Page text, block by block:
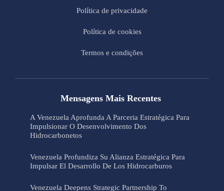
Política de privacidade
Política de cookies
Termos e condições
Mensagens Mais Recentes
A Venezuela Aprofunda A Parceria Estratégica Para
Impulsionar O Desenvolvimento Dos
Hidrocarbonetos
Venezuela Profundiza Su Alianza Estratégica Para
Impulsar El Desarrollo De Los Hidrocarburos
Venezuela Deepens Strategic Partnership To